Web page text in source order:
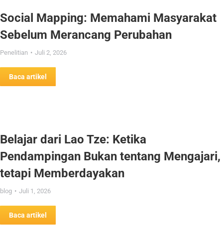
Social Mapping: Memahami Masyarakat
Sebelum Merancang Perubahan
Penelitian Juli 2, 2026
Baca artikel
Belajar dari Lao Tze: Ketika
Pendampingan Bukan tentang Mengajari,
tetapi Memberdayakan
blog Juli 1, 2026
Baca artikel